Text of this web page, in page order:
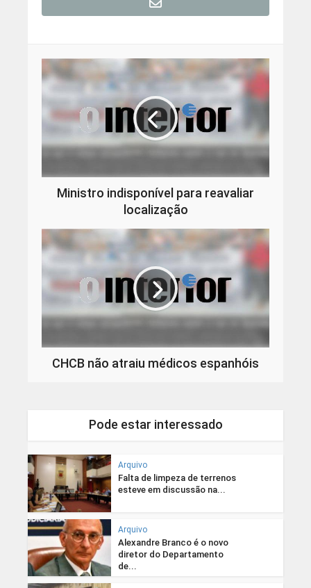
Ministro indisponível para reavaliar
localização
CHCB não atraiu médicos espanhóis
Pode estar interessado
Arquivo
Falta de limpeza de terrenos
esteve em discussão na...
Arquivo
Alexandre Branco é o novo
diretor do Departamento
de...